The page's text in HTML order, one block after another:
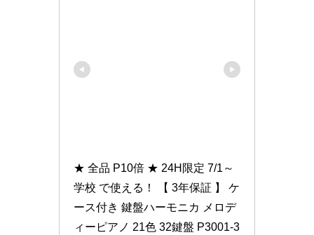
★ 全品 P10倍 ★ 24H限定 7/1～
学校 で使える！ 【 3年保証 】 ケ
ース付き 鍵盤ハーモニカ メロデ
ィーピアノ 21色 32鍵盤 P3001-3